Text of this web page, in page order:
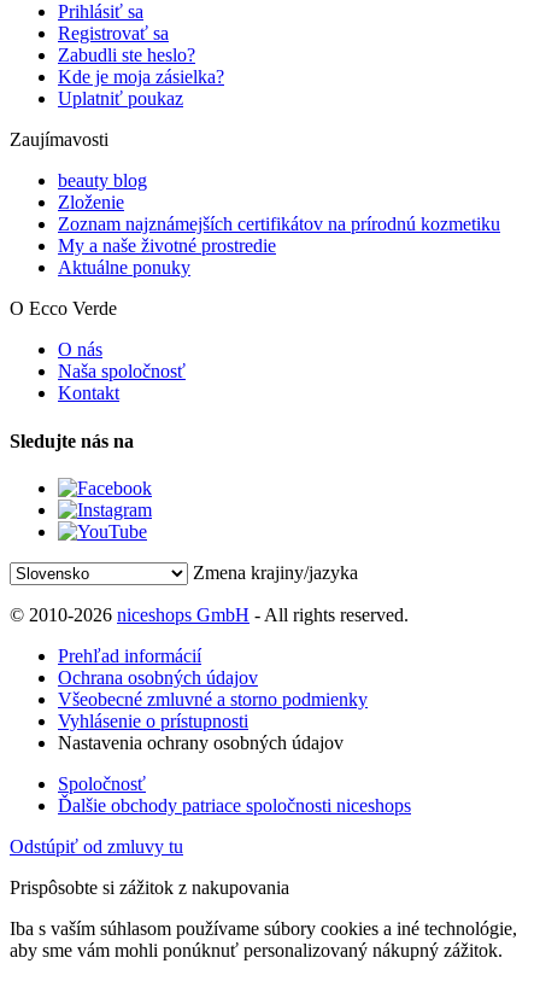
Prihlásiť sa
Registrovať sa
Zabudli ste heslo?
Kde je moja zásielka?
Uplatniť poukaz
Zaujímavosti
beauty blog
Zloženie
Zoznam najznámejších certifikátov na prírodnú kozmetiku
My a naše životné prostredie
Aktuálne ponuky
O Ecco Verde
O nás
Naša spoločnosť
Kontakt
Sledujte nás na
Zmena krajiny/jazyka
© 2010-2026 niceshops GmbH - All rights reserved.
Prehľad informácií
Ochrana osobných údajov
Všeobecné zmluvné a storno podmienky
Vyhlásenie o prístupnosti
Nastavenia ochrany osobných údajov
Spoločnosť
Ďalšie obchody patriace spoločnosti niceshops
Odstúpiť od zmluvy tu
Prispôsobte si zážitok z nakupovania
Iba s vaším súhlasom používame súbory cookies a iné technológie,
aby sme vám mohli ponúknuť personalizovaný nákupný zážitok.